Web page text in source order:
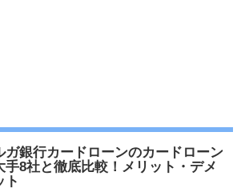
ガ銀行カードローンのカードローン
手8社と徹底比較！メリット・デメ
ト